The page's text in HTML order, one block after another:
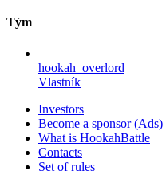
Tým
hookah_overlord
Vlastník
Investors
Become a sponsor (Ads)
What is HookahBattle
Contacts
Set of rules